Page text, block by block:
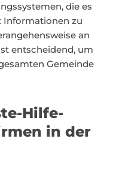
die es
Informationen zu
an
entscheidend, um
Gemeinde
Hilfe-
in der